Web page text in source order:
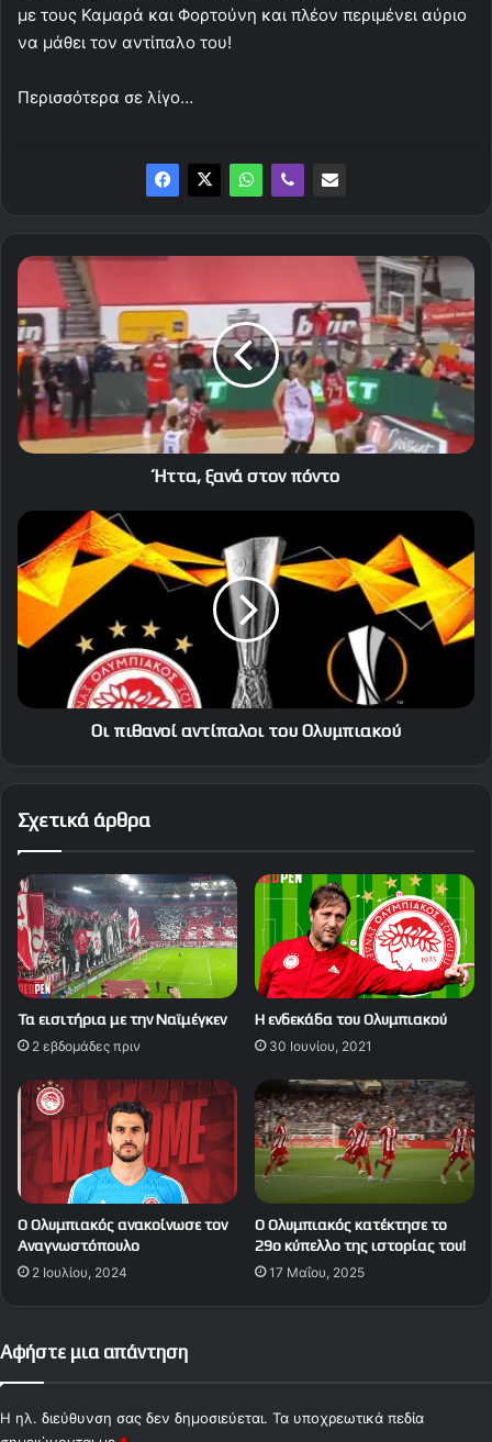
με τους Καμαρά και Φορτούνη και πλέον περιμένει αύριο
να μάθει τον αντίπαλο του!
Περισσότερα σε λίγο…
Ήττα,
στον
πόντο
Ήττα, ξανά στον πόντο
Οι
πιθανοί
αντίπαλοι
του
Ολυμπιακού
Οι πιθανοί αντίπαλοι του Ολυμπιακού
Σχετικά άρθρα
Τα εισιτήρια με την Ναϊμέγκεν
2 εβδομάδες πριν
Η ενδεκάδα του Ολυμπιακού
30 Ιουνίου, 2021
Ο Ολυμπιακός ανακοίνωσε τον
Αναγνωστόπουλο
2 Ιουλίου, 2024
Ο Ολυμπιακός κατέκτησε το
29ο κύπελλο της ιστορίας του!
17 Μαΐου, 2025
Αφήστε μια απάντηση
Η ηλ. διεύθυνση σας δεν δημοσιεύεται. Τα υποχρεωτικά πεδία